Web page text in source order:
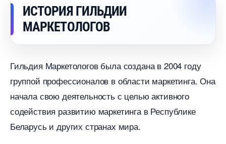
ИСТОРИЯ ГИЛЬДИИ
МАРКЕТОЛОГО
Гильдия Маркетологов была создана в 2004 году
руппой профессионалов в области маркетинга.​ Она
начала свою деятельность с целью активного
содействия развитию маркетинга в Республике
Беларусь и других странах мира.​